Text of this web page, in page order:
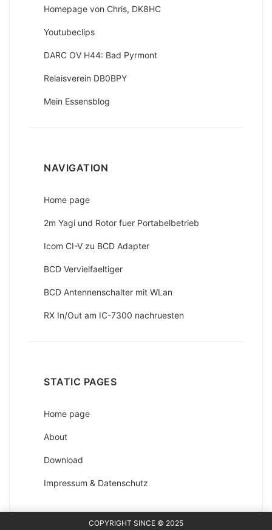
Homepage von Chris, DK8HC
Youtubeclips
DARC OV H44: Bad Pyrmont
Relaisverein DB0BPY
Mein Essensblog
NAVIGATION
Home page
2m Yagi und Rotor fuer Portabelbetrieb
Icom CI-V zu BCD Adapter
BCD Vervielfaeltiger
BCD Antennenschalter mit WLan
RX In/Out am IC-7300 nachruesten
STATIC PAGES
Home page
About
Download
Impressum & Datenschutz
COPYRIGHT SINCE © 2025